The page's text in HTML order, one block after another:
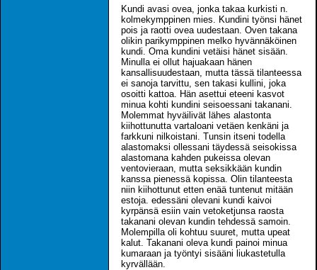
Kundi avasi ovea, jonka takaa kurkisti n.
kolmekymppinen mies. Kundini työnsi hänet
pois ja raotti ovea uudestaan. Oven takana
olikin parikymppinen melko hyvännäköinen
kundi. Oma kundini vetäisi hänet sisään.
Minulla ei ollut hajuakaan hänen
kansallisuudestaan, mutta tässä tilanteessa
ei sanoja tarvittu, sen takasi kullini, joka
osoitti kattoa. Hän asettui eteeni kasvot
minua kohti kundini seisoessani takanani.
Molemmat hyväilivät lähes alastonta
kiihottunutta vartaloani vetäen kenkäni ja
farkkuni nilkoistani. Tunsin itseni todella
alastomaksi ollessani täydessä seisokissa
alastomana kahden pukeissa olevan
ventovieraan, mutta seksikkään kundin
kanssa pienessä kopissa. Olin tilanteesta
niin kiihottunut etten enää tuntenut mitään
estoja. edessäni olevani kundi kaivoi
kyrpänsä esiin vain vetoketjunsa raosta
takanani olevan kundin tehdessä samoin.
Molempilla oli kohtuu suuret, mutta upeat
kalut. Takanani oleva kundi painoi minua
kumaraan ja työntyi sisääni liukastetulla
kyrvällään.